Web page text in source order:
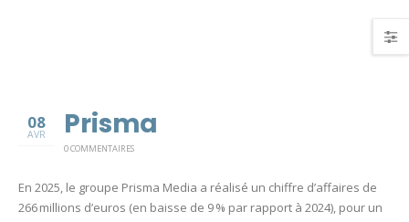
08
AVR Prisma
0 COMMENTAIRES
En 2025, le groupe Prisma Media a réalisé un chiffre d’affaires de
266 millions d’euros (en baisse de 9 % par rapport à 2024), pour un